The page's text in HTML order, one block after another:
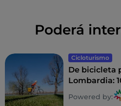
Poderá
Cicloturismo
De bicicleta
Lombardia:
itinerários
Powered by: